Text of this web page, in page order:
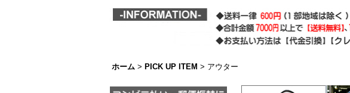
ホーム > PICK UP ITEM > アウター